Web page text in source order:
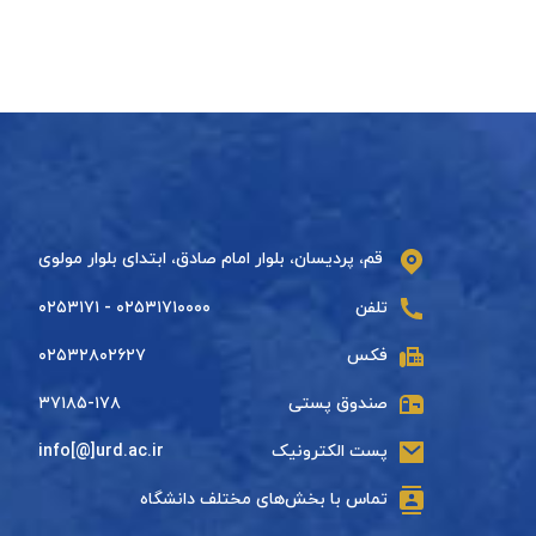
قم، پردیسان، بلوار امام صادق، ابتدای بلوار مولوی
تلفن ۰۲۵۳۱۷۱۰۰۰۰ - ۰۲۵۳۱۷۱
فکس ۰۲۵۳۲۸۰۲۶۲۷
صندوق پستی ۳۷۱۸۵-۱۷۸
پست الکترونیک info[@]urd.ac.ir
تماس با بخش‌های مختلف دانشگاه